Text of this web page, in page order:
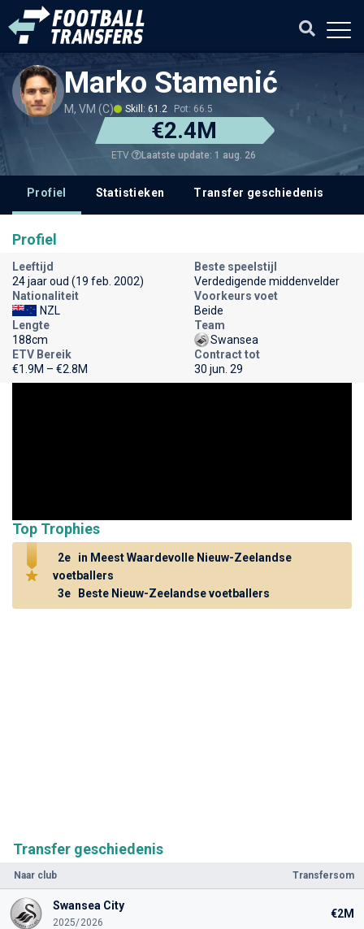
Marko Stamenić
M, VM (C) Skill: 61.2 Pot: 66.5
€2.4M
ETV Laatste update: 1 aug. 26
Profiel Statistieken Transfer geschiedenis
Transfer geschiedenis
Naar club Transfersom
Swansea City
2025/2026
€2M
Profiel
Leeftijd
24 jaar oud (19 feb. 2002)
Beste speelstijl
Verdedigende middenvelder
Nationaliteit
NZL
Voorkeurs voet
Beide
Lengte
188cm
Team
Swansea
ETV Bereik
€1.9M – €2.8M
Contract tot
30 jun. 29
Top Trophies
2e
in Meest Waardevolle Nieuw-Zeelandse
voetballers
3e
Beste Nieuw-Zeelandse voetballers